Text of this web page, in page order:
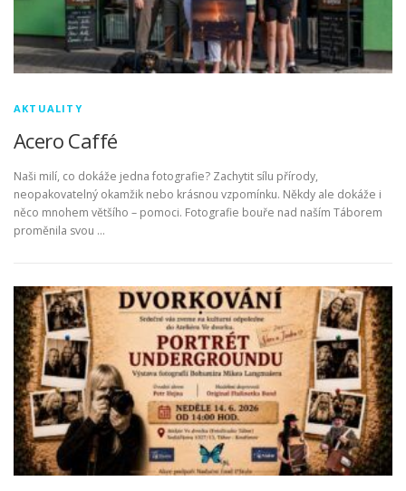
AKTUALITY
Acero Caffé
Naši milí, co dokáže jedna fotografie? Zachytit sílu přírody,
neopakovatelný okamžik nebo krásnou vzpomínku. Někdy ale dokáže i
něco mnohem většího – pomoci. Fotografie bouře nad naším Táborem
proměnila svou …